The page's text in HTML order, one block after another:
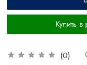
(0)
Купить